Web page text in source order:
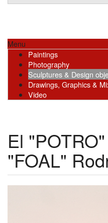
Menu
Paintings
Photography
Sculptures & Design
Drawings, Graphics &
Video
El
"FOAL"